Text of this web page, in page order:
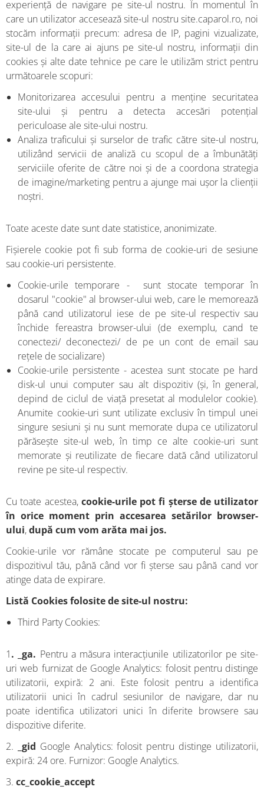
experiență de navigare pe site-ul nostru. În momentul în
care un utilizator accesează site-ul nostru site.caparol.ro, noi
stocăm informații precum: adresa de IP, pagini vizualizate,
site-ul de la care ai ajuns pe site-ul nostru, informații din
cookies și alte date tehnice pe care le utilizăm strict pentru
următoarele scopuri:
Monitorizarea accesului pentru a menține securitatea
site-ului și pentru a detecta accesări potențial
periculoase ale site-ului nostru.
Analiza traficului și surselor de trafic către site-ul nostru,
utilizând servicii de analiză cu scopul de a îmbunătăți
serviciile oferite de către noi și de a coordona strategia
de imagine/marketing pentru a ajunge mai ușor la clienții
noștri.
Toate aceste date sunt date statistice, anonimizate.
Fișierele cookie pot fi sub forma de cookie-uri de sesiune
sau cookie-uri persistente.
Cookie-urile temporare - sunt stocate temporar în
dosarul "cookie" al browser-ului web, care le memorează
până cand utilizatorul iese de pe site-ul respectiv sau
închide fereastra browser-ului (de exemplu, cand te
conectezi/ deconectezi/ de pe un cont de email sau
rețele de socializare)
Cookie-urile persistente - acestea sunt stocate pe hard
disk-ul unui computer sau alt dispozitiv (și, în general,
depind de ciclul de viață presetat al modulelor cookie).
Anumite cookie-uri sunt utilizate exclusiv în timpul unei
singure sesiuni și nu sunt memorate dupa ce utilizatorul
părăsește site-ul web, în timp ce alte cookie-uri sunt
memorate și reutilizate de fiecare dată când utilizatorul
revine pe site-ul respectiv.
Cu toate acestea, cookie-urile pot fi șterse de utilizator
în orice moment prin accesarea setărilor browser-
ului,după cum vom arăta mai jos.
Cookie-urile vor rămâne stocate pe computerul sau pe
dispozitivul tău, până când vor fi șterse sau până cand vor
atinge data de expirare.
Listă Cookies folosite de site-ul nostru:
Third Party Cookies:
1. _ga. Pentru a măsura interacțiunile utilizatorilor pe site-
uri web furnizat de Google Analytics: folosit pentru distinge
utilizatorii, expiră: 2 ani. Este folosit pentru a identifica
utilizatorii unici în cadrul sesiunilor de navigare, dar nu
poate identifica utilizatori unici în diferite browsere sau
dispozitive diferite.
2.
_gid Google Analytics: folosit pentru distinge utilizatorii,
expiră: 24 ore. Furnizor: Google Analytics.
3. cc_cookie_accept